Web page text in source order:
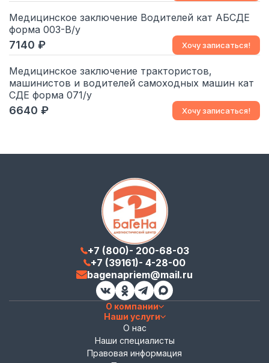
Медицинское заключение Водителей кат АБСДЕ
форма 003-В/у
7140 Хочу записаться!
Медицинское заключение трактористов‚
машинистов и водителей самоходных машин кат
СДЕ форма 071/у
6640 Хочу записаться!
+7 (800)- 200-68-03
+7 (39161)- 4-28-00
bagenapriem@mail.ru
О компании
Наши услуги
О нас
Наши специалисты
Правовая информация